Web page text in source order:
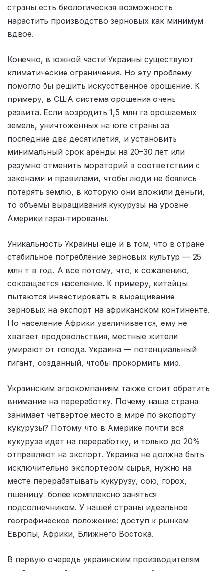
страны есть биологическая возможность
нарастить производство зерновых как минимум
вдвое.
Конечно, в южной части Украины существуют
климатические ограничения. Но эту проблему
помогло бы решить искусственное орошение. К
примеру, в США система орошения очень
развита. Если возродить 1,5 млн га орошаемых
земель, уничтоженных на юге страны за
последние два десятилетия, и установить
минимальный срок аренды на 20–30 лет или
разумно отменить мораторий в соответствии с
законами и правилами, чтобы люди не боялись
потерять землю, в которую они вложили деньги,
то объемы выращивания кукурузы на уровне
Америки гарантированы.
Уникальность Украины еще и в том, что в стране
стабильное потребление зерновых культур — 25
млн т в год. А все потому, что, к сожалению,
сокращается население. К примеру, китайцы
пытаются инвестировать в выращивание
зерновых на экспорт на африканском континенте.
Но население Африки увеличивается, ему не
хватает продовольствия, местные жители
умирают от голода. Украина — потенциальный
гигант, созданный, чтобы прокормить мир.
Украинским агрокомпаниям также стоит обратить
внимание на переработку. Почему наша страна
занимает четвертое место в мире по экспорту
кукурузы? Потому что в Америке почти вся
кукуруза идет на переработку, и только до 20%
отправляют на экспорт. Украина не должна быть
исключительно экспортером сырья, нужно на
месте перерабатывать кукурузу, сою, горох,
пшеницу, более комплексно заняться
подсолнечником. У нашей страны идеальное
географическое положение: доступ к рынкам
Европы, Африки, Ближнего Востока.
В первую очередь украинским производителям